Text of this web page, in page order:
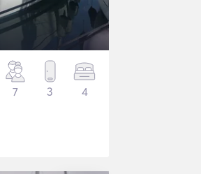
7 3 4